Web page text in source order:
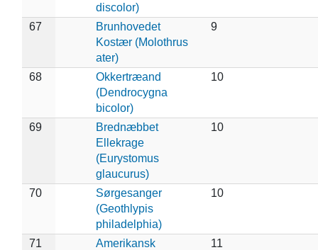
discolor)
67
Brunhovedet
Kostær (Molothrus
ater)
9
68
Okkertræand
(Dendrocygna
bicolor)
10
69
Brednæbbet
Ellekrage
(Eurystomus
glaucurus)
10
70
Sørgesanger
(Geothlypis
philadelphia)
10
71
Amerikansk
11